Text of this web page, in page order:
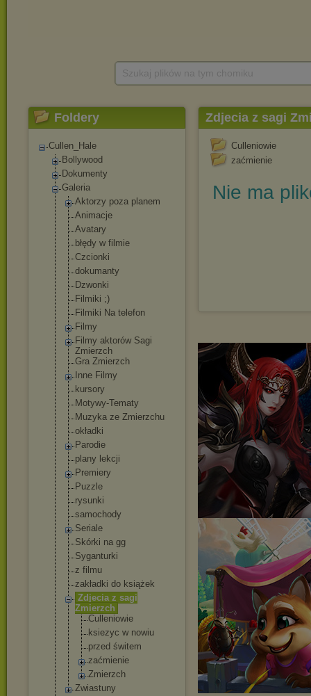
Foldery
Cullen_Hale
Bollywood
Dokumenty
Galeria
Aktorzy poza planem
Animacje
Avatary
błędy w filmie
Czcionki
dokumanty
Dzwonki
Filmiki ;)
Filmiki Na telefon
Filmy
Filmy aktorów Sagi
Zmierzch
Gra Zmierzch
Inne Filmy
kursory
Motywy-Tematy
Muzyka ze Zmierzchu
okładki
Parodie
plany lekcji
Premiery
Puzzle
rysunki
samochody
Seriale
Skórki na gg
Syganturki
z filmu
zakładki do książek
Zdjecia z sagi
Zmierzch
Culleniowie
ksiezyc w nowiu
przed świtem
zaćmienie
Zmierzch
Zwiastuny
Zdjecia z sagi
Culleniowie
zaćmienie
Nie ma